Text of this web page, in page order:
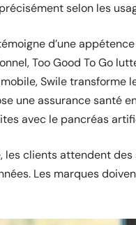
selon les
d’une
Too Good To Go
Swile transforme
une assurance santé
avec le pancréas
les clients attendent
Les marques